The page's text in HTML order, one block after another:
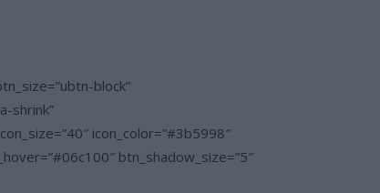
block”
shrink”
icon_color=”#3b5998″
btn_shadow_size=”5″